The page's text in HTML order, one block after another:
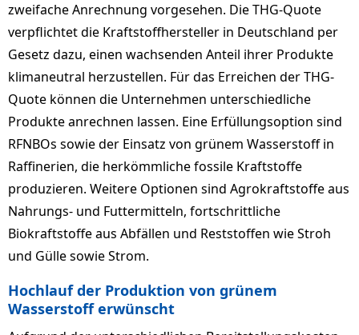
zweifache Anrechnung vorgesehen. Die THG-Quote
verpflichtet die Kraftstoffhersteller in Deutschland per
Gesetz dazu, einen wachsenden Anteil ihrer Produkte
klimaneutral herzustellen. Für das Erreichen der THG-
Quote können die Unternehmen unterschiedliche
Produkte anrechnen lassen. Eine Erfüllungsoption sind
RFNBOs sowie der Einsatz von grünem Wasserstoff in
Raffinerien, die herkömmliche fossile Kraftstoffe
produzieren. Weitere Optionen sind Agrokraftstoffe aus
Nahrungs- und Futtermitteln, fortschrittliche
Biokraftstoffe aus Abfällen und Reststoffen wie Stroh
und Gülle sowie Strom.
Hochlauf der Produktion von grünem
Wasserstoff erwünscht